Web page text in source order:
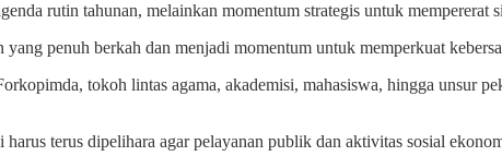
rutin tahunan, melainkan momentum strategis untuk
penuh berkah dan menjadi momentum untuk memperkuat
tokoh lintas agama, akademisi, mahasiswa, hingga unsur
terus dipelihara agar pelayanan publik dan aktivitas sosial